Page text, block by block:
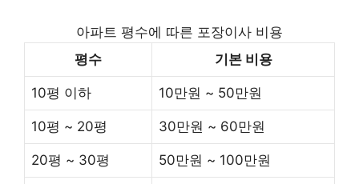
아파트 평수에 따른 포장이사 비용
평수
기본 비용
10평 이하 10만원 ~ 50만원
10평 ~ 20평 30만원 ~ 60만원
20평 ~ 30평 50만원 ~ 100만원